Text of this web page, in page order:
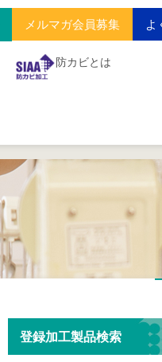
メルマガ会員募集 よ
防カビとは
登録加工製品検索